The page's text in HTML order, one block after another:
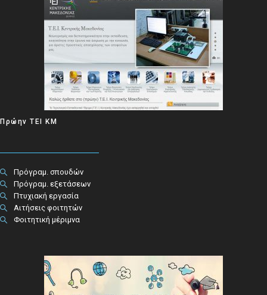
Πρώην ΤΕΙ ΚΜ
Πρόγραμ. σπουδών
Πρόγραμ. εξετάσεων
Πτυχιακή εργασία
Αιτήσεις φοιτητών
Φοιτητική μέριμνα